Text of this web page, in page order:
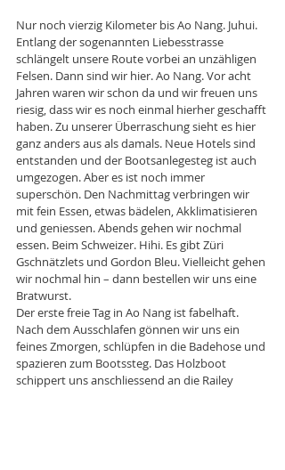
Nur noch vierzig Kilometer bis Ao Nang. Juhui.
Entlang der sogenannten Liebesstrasse
schlängelt unsere Route vorbei an unzähligen
Felsen. Dann sind wir hier. Ao Nang. Vor acht
Jahren waren wir schon da und wir freuen uns
riesig, dass wir es noch einmal hierher geschafft
haben. Zu unserer Überraschung sieht es hier
ganz anders aus als damals. Neue Hotels sind
entstanden und der Bootsanlegesteg ist auch
umgezogen. Aber es ist noch immer
superschön. Den Nachmittag verbringen wir
mit fein Essen, etwas bädelen, Akklimatisieren
und geniessen. Abends gehen wir nochmal
essen. Beim Schweizer. Hihi. Es gibt Züri
Gschnätzlets und Gordon Bleu. Vielleicht gehen
wir nochmal hin – dann bestellen wir uns eine
Bratwurst.
Der erste freie Tag in Ao Nang ist fabelhaft.
Nach dem Ausschlafen gönnen wir uns ein
feines Zmorgen, schlüpfen in die Badehose und
spazieren zum Bootssteg. Das Holzboot
schippert uns anschliessend an die Railey